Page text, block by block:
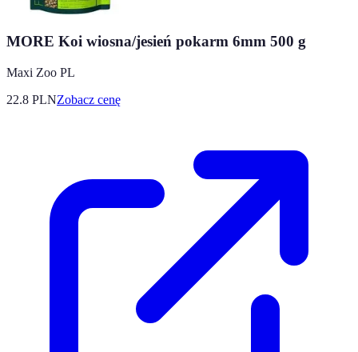
MORE Koi wiosna/jesień pokarm 6mm 500 g
Maxi Zoo PL
22.8 PLNZobacz cenę